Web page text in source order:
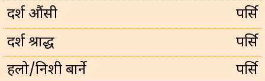
दर्श औंसी
पर्सि
दर्श श्राद्ध
पर्सि
हलो/निशी बार्ने
पर्सि